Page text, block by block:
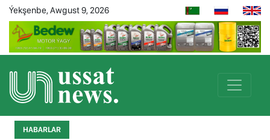
Ýekşenbe, Awgust 9, 2026
HABARLAR